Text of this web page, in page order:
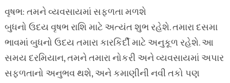
વૃષભ: તમને વ્યવસાયમાં સફળતા મળશે
બુધનો ઉદય વૃષભ રાશિ માટે અત્યંત શુભ રહેશે. તમારા દસમા
ભાવમાં બુધનો ઉદય તમારા કારકિર્દી માટે અનુકૂળ રહેશે. આ
સમય દરમિયાન, તમને તમારા નોકરી અને વ્યવસાયમાં અપાર
સફળતાનો અનુભવ થશે, અને કમાણીની નવી તકો પણ